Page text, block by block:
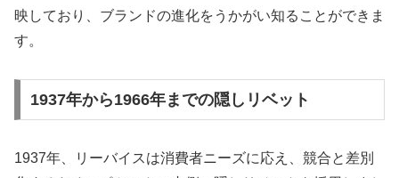
映しており、ブランドの進化をうかがい知ることができま
す。
1937年から1966年までの隠しリベット
1937年、リーバイスは消費者ニーズに応え、競合と差別